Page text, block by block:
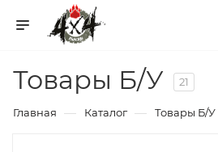
Товары Б/У 21
Главная — Каталог — Товары Б/У